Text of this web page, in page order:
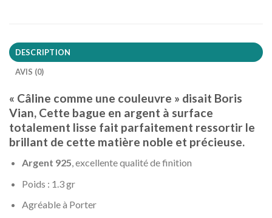
DESCRIPTION
AVIS (0)
« Câline comme une couleuvre » disait Boris
Vian, Cette bague en argent à surface
totalement lisse fait parfaitement ressortir le
brillant de cette matière noble et précieuse.
Argent 925, excellente qualité de finition
Poids : 1.3 gr
Agréable à Porter